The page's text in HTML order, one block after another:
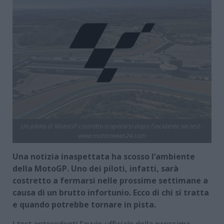
Una notizia inaspettata ha scosso l’ambiente
della MotoGP. Uno dei piloti, infatti, sarà
costretto a fermarsi nelle prossime settimane a
causa di un brutto infortunio. Ecco di chi si tratta
e quando potrebbe tornare in pista.